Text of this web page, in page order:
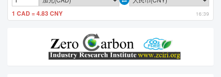
1 CAD = 4.83 CNY 16:39